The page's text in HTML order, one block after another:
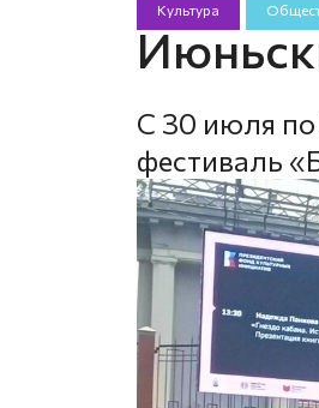
Культура
С 30 июля по
фестиваль